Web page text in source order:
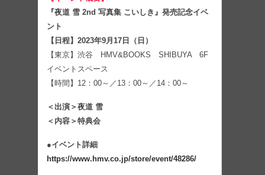
『夜道 雪 2nd 写真集 こいしき』発売記念イベ
ント
【日程】2023年9月17日（日）
【東京】渋谷 HMV&BOOKS SHIBUYA 6F
イベントスペース
【時間】12：00～／13：00～／14：00～
＜出演＞ 夜道 雪
＜内容＞ 特典会
●イベント詳細
https://www.hmv.co.jp/store/event/48286/